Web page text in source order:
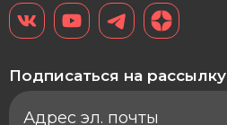
Подписаться на рассылку